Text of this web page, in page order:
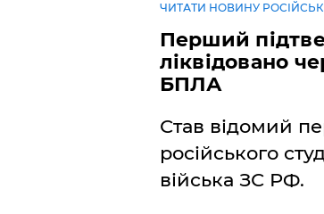
ЧИТАТИ НОВИНУ
​Перший
ліквідовано
БПЛА
Став відомий
російського
війська ЗС РФ.